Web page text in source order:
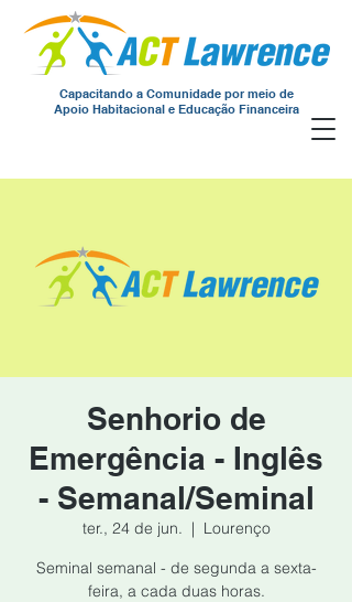
Capacitando a Comunidade por meio de
Apoio Habitacional e Educação Financeira
Senhorio de
Emergência - Inglês
- Semanal/Seminal
ter., 24 de jun.
  |
Lourenço
Seminal semanal - de segunda a sexta-
feira, a cada duas horas.